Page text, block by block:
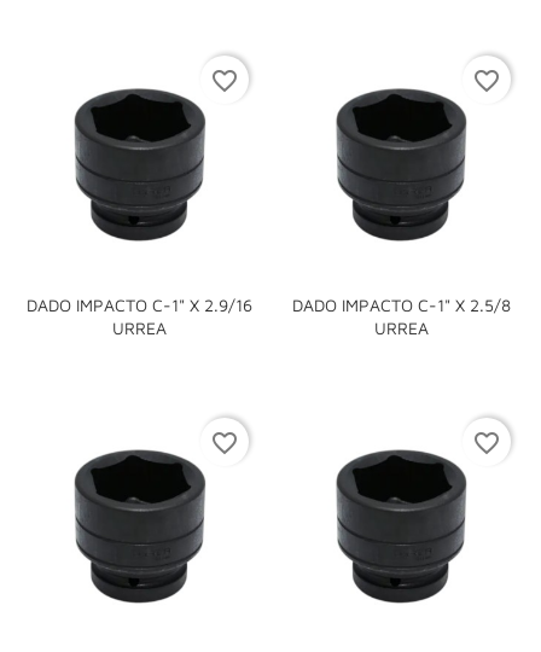
DADO IMPACTO C-1" X 2.9/16
URREA
favorite_border
DADO IMPACTO C-1" X 2.5/8
URREA
favorite_border
favorite_border favorite_border